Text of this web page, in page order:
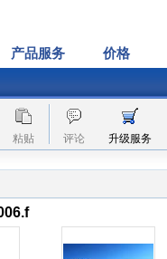
产品服务 价格
粘贴 评论
升级服务